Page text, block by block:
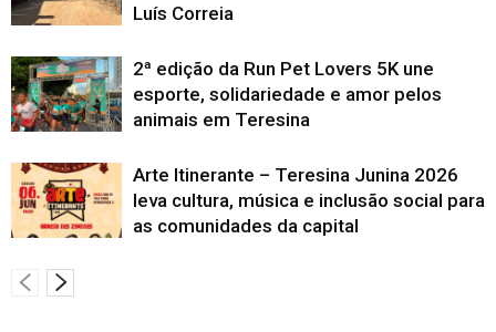
Luís Correia
2ª edição da Run Pet Lovers 5K une
esporte, solidariedade e amor pelos
animais em Teresina
Arte Itinerante – Teresina Junina 2026
leva cultura, música e inclusão social para
as comunidades da capital